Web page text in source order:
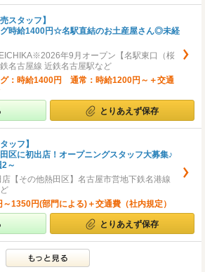
スタッフ】
時給1400円☆名駅直結のお土産屋さん◎未経
年9月オープン【名駅東口（桜
名古屋線 近鉄名古屋駅など
：時給1400円 通常：時給1200円～＋交通
とりあえず保存
ッフ】
区に初出店！オープニングスタッフ大募集♪
～
店【その他熱田区】名古屋市営地下鉄名港線
1350円(部門による)＋交通費（社内規定）
とりあえず保存